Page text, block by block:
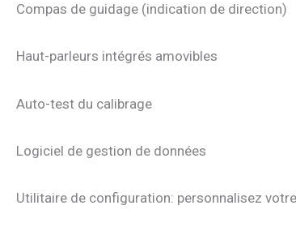
Compas de guidage (indication de direction)
Haut-parleurs intégrés amovibles
Auto-test du calibrage
Logiciel de gestion de données
Utilitaire de configuration: personnalisez